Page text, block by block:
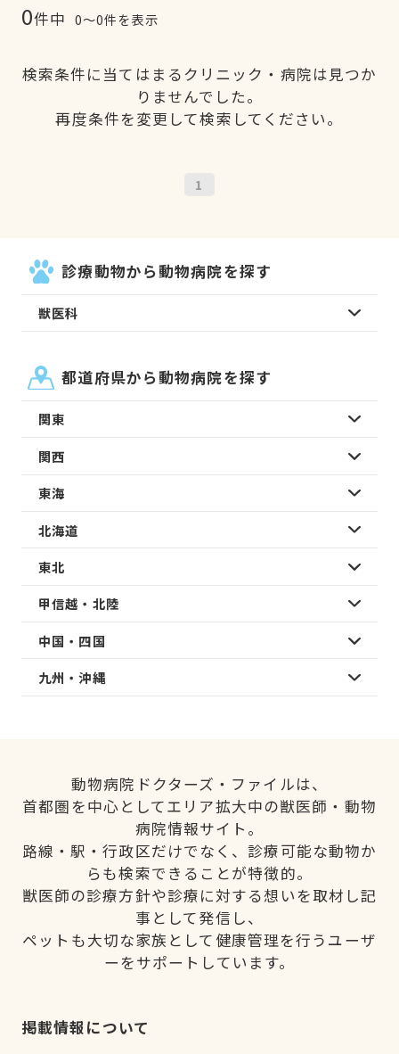
0件中 0〜0件を表示
検索条件に当てはまるクリニック・病院は見つか
りませんでした。
再度条件を変更して検索してください。
1
診療動物から動物病院を探す
獣医科
都道府県から動物病院を探す
関東
関西
東海
北海道
東北
甲信越・北陸
中国・四国
九州・沖縄
動物病院ドクターズ・ファイルは、
首都圏を中心としてエリア拡大中の獣医師・動物
病院情報サイト。
路線・駅・行政区だけでなく、診療可能な動物か
らも検索できることが特徴的。
獣医師の診療方針や診療に対する想いを取材し記
事として発信し、
ペットも大切な家族として健康管理を行うユーザ
ーをサポートしています。
掲載情報について